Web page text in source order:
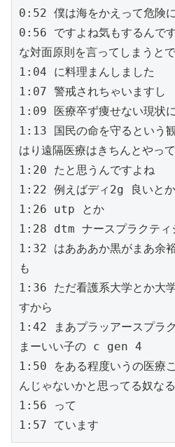
0:52 僕は海をかえって危険
0:56 ですよね気もするんで
な対面原則を言ってしまうと
1:04 に料理まんしました
1:07 警戒されちゃいますし
1:09 医療卒ず痩せない現状
1:13 国民の命を守るという
はり遠隔医療はきちんとやっ
1:20 たと思うんですよね
1:22 例えばディ2g 良いとか
1:26 utp とか
1:28 dtm ナースプラクティ
1:32 はあああか黒がまあ余
も
1:36 ただ看護系大学とか大
すから
1:42 まあプラッアースプラ
まーいい子の c gen 4
1:50 をある程度いうの医療
んじゃないかと思ってる奴な
1:56 って
1:57 ています